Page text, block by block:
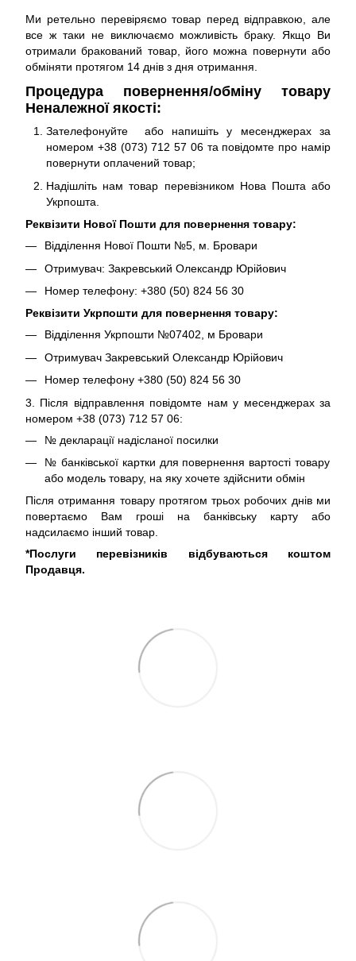
Ми ретельно перевіряємо товар перед відправкою, але
все ж таки не виключаємо можливість браку. Якщо Ви
отримали бракований товар, його можна повернути або
обміняти протягом 14 днів з дня отримання.
Процедура повернення/обміну товару
Неналежної якості:
Зателефонуйте або напишіть у месенджерах за
номером +38 (073) 712 57 06 та повідомте про намір
повернути оплачений товар;
Надішліть нам товар перевізником Нова Пошта або
Укрпошта.
Реквізити Нової Пошти для повернення товару:
Відділення Нової Пошти №5, м. Бровари
Отримувач: Закревський Олександр Юрійович
Номер телефону: +380 (50) 824 56 30
Реквізити Укрпошти для повернення товару:
Відділення Укрпошти №07402, м Бровари
Отримувач Закревський Олександр Юрійович
Номер телефону +380 (50) 824 56 30
3. Після відправлення повідомте нам у месенджерах за
номером +38 (073) 712 57 06:
№ декларації надісланої посилки
№ банківської картки для повернення вартості товару
або модель товару, на яку хочете здійснити обмін
Після отримання товару протягом трьох робочих днів ми
повертаємо Вам гроші на банківську карту або
надсилаємо інший товар.
*Послуги перевізників відбуваються коштом
Продавця.